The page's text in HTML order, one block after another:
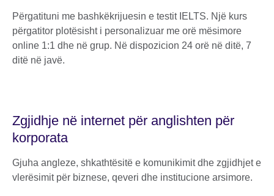
Përgatituni me bashkëkrijuesin e testit IELTS. Një kurs
përgatitor plotësisht i personalizuar me orë mësimore
online 1:1 dhe në grup. Në dispozicion 24 orë në ditë, 7
ditë në javë.
Zgjidhje në internet për anglishten për
korporata
Gjuha angleze, shkathtësitë e komunikimit dhe zgjidhjet e
vlerësimit për biznese, qeveri dhe institucione arsimore.